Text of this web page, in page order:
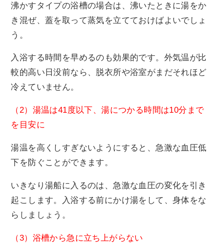
沸かすタイプの浴槽の場合は、沸いたときに湯をか
き混ぜ、蓋を取って蒸気を立てておけばよいでしょ
う。
入浴する時間を早めるのも効果的です。外気温が比
較的高い日没前なら、脱衣所や浴室がまだそれほど
冷えていません。
（2）湯温は41度以下、湯につかる時間は10分まで
を目安に
湯温を高くしすぎないようにすると、急激な血圧低
下を防ぐことができます。
いきなり湯船に入るのは、急激な血圧の変化を引き
起こします。入浴する前にかけ湯をして、身体をな
らしましょう。
（3）浴槽から急に立ち上がらない